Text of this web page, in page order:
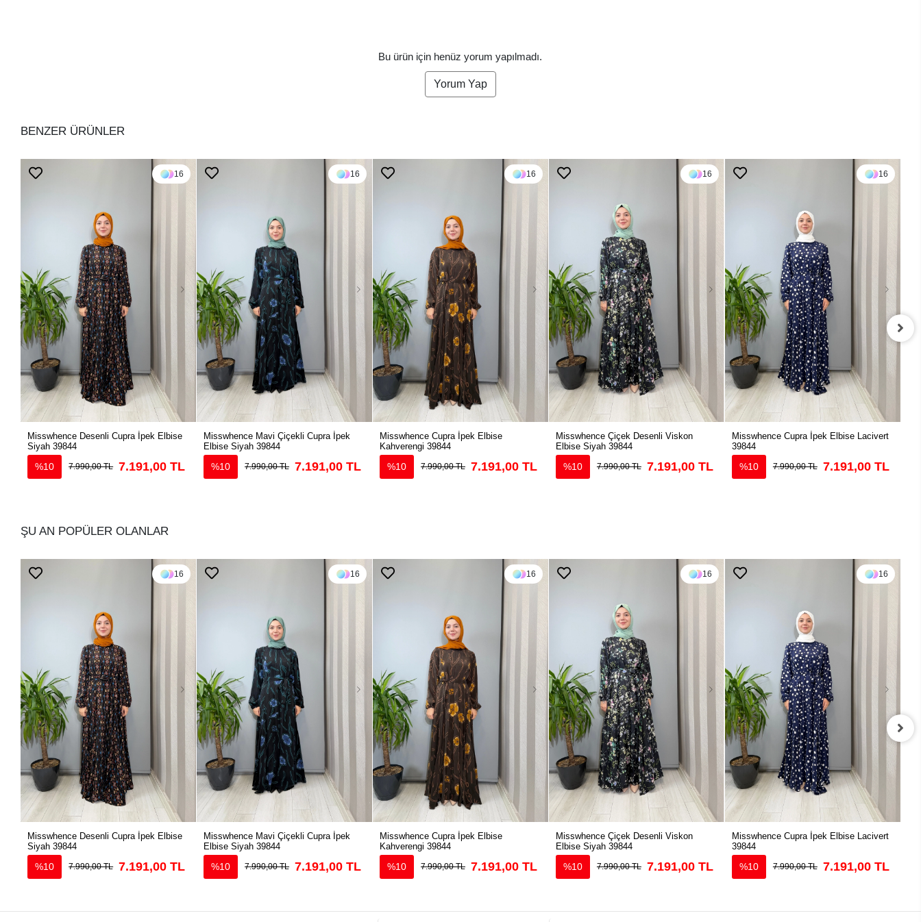
Bu ürün için henüz yorum yapılmadı.
Yorum Yap
BENZER ÜRÜNLER
16
Misswhence Desenli Cupra İpek Elbise
Siyah 39844
%10 7.990,00 TL 7.191,00 TL
16
Misswhence Mavi Çiçekli Cupra İpek
Elbise Siyah 39844
%10 7.990,00 TL 7.191,00 TL
16
Misswhence Cupra İpek Elbise
Kahverengi 39844
%10 7.990,00 TL 7.191,00 TL
16
Misswhence Çiçek Desenli Viskon
Elbise Siyah 39844
%10 7.990,00 TL 7.191,00 TL
16
Misswhence Cupra İpek Elbise Lacivert
39844
%10 7.990,00 TL 7.191,00 TL
ŞU AN POPÜLER OLANLAR
16
Misswhence Desenli Cupra İpek Elbise
Siyah 39844
%10 7.990,00 TL 7.191,00 TL
16
Misswhence Mavi Çiçekli Cupra İpek
Elbise Siyah 39844
%10 7.990,00 TL 7.191,00 TL
16
Misswhence Cupra İpek Elbise
Kahverengi 39844
%10 7.990,00 TL 7.191,00 TL
16
Misswhence Çiçek Desenli Viskon
Elbise Siyah 39844
%10 7.990,00 TL 7.191,00 TL
16
Misswhence Cupra İpek Elbise Lacivert
39844
%10 7.990,00 TL 7.191,00 TL